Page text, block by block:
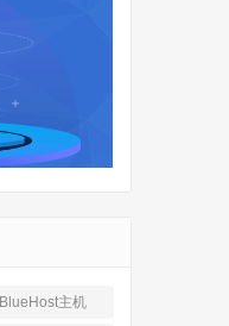
BlueHost主机